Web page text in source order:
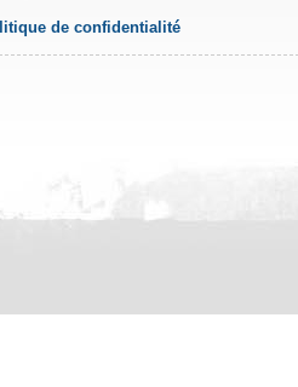
de confidentialité